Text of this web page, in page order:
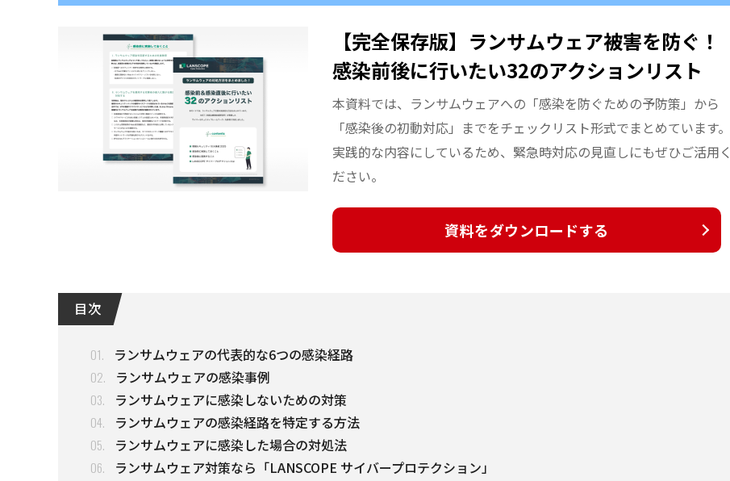
【完全保存版】ランサムウェア被害を防ぐ！
感染前後に行いたい32のアクションリスト
本資料では、ランサムウェアへの「感染を防ぐための予防策」から
「感染後の初動対応」までをチェックリスト形式でまとめています。
実践的な内容にしているため、緊急時対応の見直しにもぜひご活用く
ださい。
資料をダウンロードする
目 次
01. ランサムウェアの代表的な6つの感染経路​
02. ランサムウェアの感染事例
03. ランサムウェアに感染しないための対策
04. ランサムウェアの感染経路を特定する方法
05. ランサムウェアに感染した場合の対処法
06. ランサムウェア対策なら「LANSCOPE サイバープロテクション」